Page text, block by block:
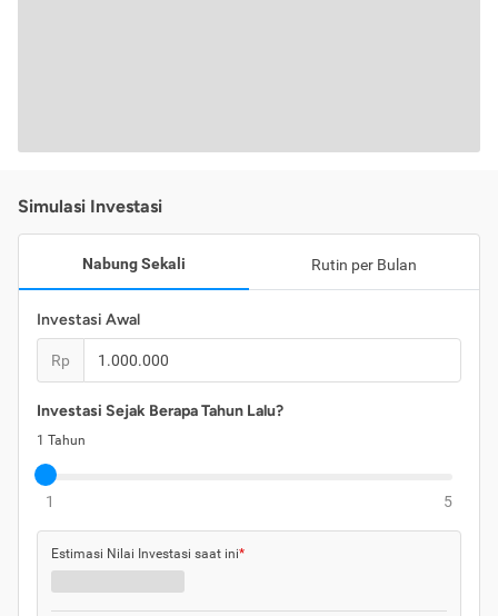
Simulasi Investasi
Nabung Sekali Rutin per Bulan
Investasi Awal
Rp
Investasi Sejak Berapa Tahun Lalu?
1 Tahun
1 5
Estimasi Nilai Investasi saat ini*